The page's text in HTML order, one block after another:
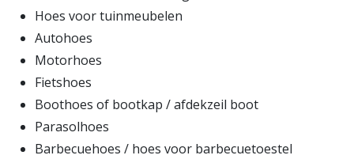
Hoes voor tuinmeubelen
Autohoes
Motorhoes
Fietshoes
Boothoes of bootkap / afdekzeil boot
Parasolhoes
Barbecuehoes / hoes voor barbecuetoestel